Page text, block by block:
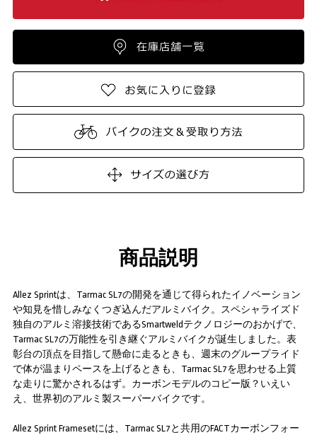
商品説明
Allez Sprintは、Tarmac SL7の開発を通じて得られたイノベーション
や知見を惜しみなくつぎ込んだアルミバイク。スペシャライズド
独自のアルミ溶接技術であるSmartweldテクノロジーのおかげで、
Tarmac SL7の万能性を引き継ぐアルミバイクが誕生しました。表
彰台の頂点を目指して懸命に走るときも、週末のグループライド
で体が温まりペースを上げるときも、Tarmac SL7を思わせる上質
な走りに驚かされるはず。カーボンモデルのコピー版？いえい
え、世界初のアルミ製スーパーバイクです。
Allez Sprint Framesetには、Tarmac SL7と共用のFACTカーボンフォー